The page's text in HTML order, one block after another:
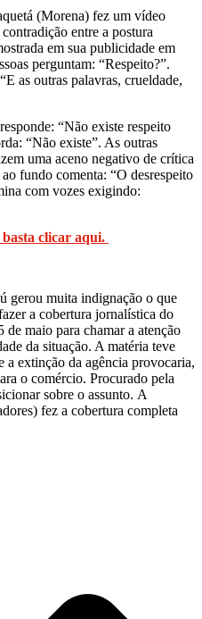
(Morena) fez um vídeo
entre a postura
em sua publicidade em
perguntam: “Respeito?”.
as outras palavras, crueldade,
“Não existe respeito
“Não existe”. As outras
uma aceno negativo de crítica
fundo comenta: “O desrespeito
com vozes exigindo:
clicar aqui.
gerou muita indignação o que
a cobertura jornalística do
maio para chamar a atenção
da situação. A matéria teve
a extinção da agência provocaria,
o comércio. Procurado pela
sobre o assunto. A
fez a cobertura completa